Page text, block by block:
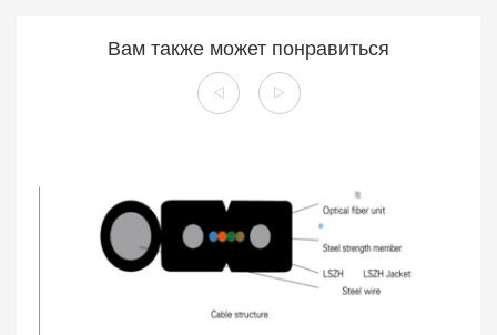
Вам также может понравиться